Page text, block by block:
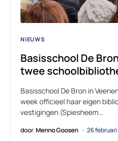
NIEUWS
Basisschool De
twee
Basisschool De Bron in
week officieel haar eigen
vestigingen (Spiesheem…
door Menno Goosen 26